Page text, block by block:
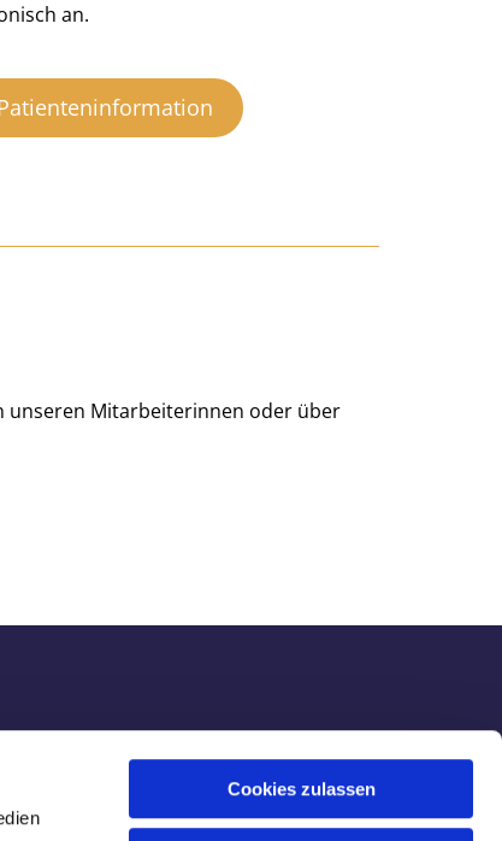
Cookies zulassen
an.
unseren Mitarbeiterinnen oder über
- 18:30 Uhr
- 17:00 Uhr